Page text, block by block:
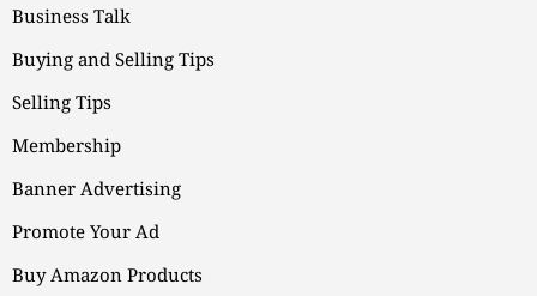
Business Talk
Buying and Selling Tips
Selling Tips
Membership
Banner Advertising
Promote Your Ad
Buy Amazon Products